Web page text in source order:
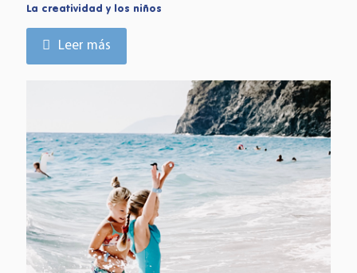
La creatividad y los niños
Leer más